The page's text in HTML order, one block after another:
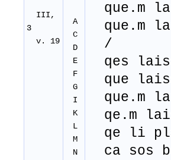
III,
3
v. 19
A
C
D
E
F
G
I
K
L
M
N
que.m
que.m
/
qes
que
que.m
qe.m
qe li
ca sos